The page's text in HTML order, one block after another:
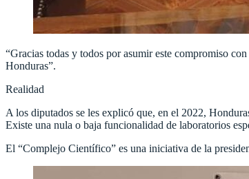
“Gracias todas y todos por asumir este compromiso
Honduras”.
Realidad
A los diputados se les explicó que, en el 2022,
Existe una nula o baja funcionalidad de laboratorios
El “Complejo Científico” es una iniciativa de la